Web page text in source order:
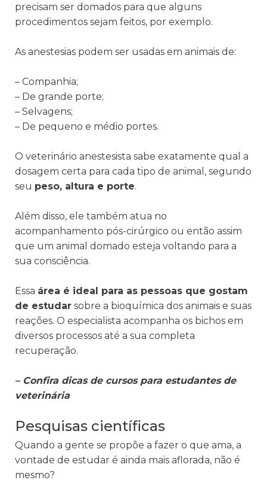
precisam ser domados para que alguns
procedimentos sejam feitos, por exemplo.
As anestesias podem ser usadas em animais de:
– Companhia;
– De grande porte;
– Selvagens;
– De pequeno e médio portes.
O veterinário anestesista sabe exatamente qual a
dosagem certa para cada tipo de animal, segundo
seu peso, altura e porte.
Além disso, ele também atua no
acompanhamento pós-cirúrgico ou então assim
que um animal domado esteja voltando para a
sua consciência.
Essa área é ideal para as pessoas que gostam
de estudar sobre a bioquímica dos animais e suas
reações. O especialista acompanha os bichos em
diversos processos até a sua completa
recuperação.
– Confira dicas de cursos para estudantes de
veterinária
Pesquisas científicas
Quando a gente se propõe a fazer o que ama, a
vontade de estudar é ainda mais aflorada, não é
mesmo?